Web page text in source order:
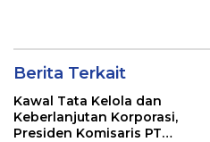
Berita Terkait
Kawal Tata Kelola dan
Keberlanjutan Korporasi,
Presiden Komisaris PT